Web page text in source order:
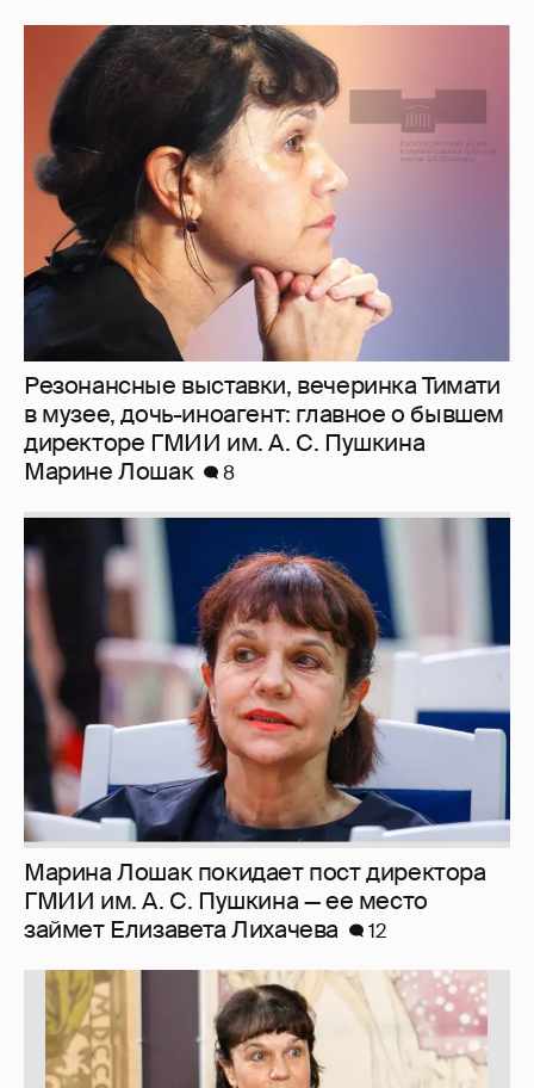
Резонансные выставки, вечеринка Тимати
в музее, дочь-иноагент: главное о бывшем
директоре ГМИИ им. А. С. Пушкина
Марине Лошак
8
Марина Лошак покидает пост директора
ГМИИ им. А. С. Пушкина — ее место
займет Елизавета Лихачева
12